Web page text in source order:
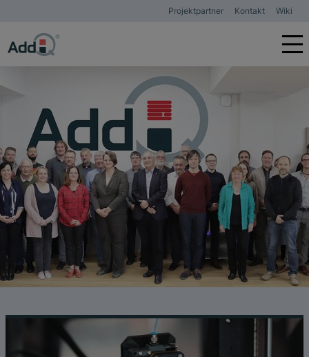
Projektpartner Kontakt Wiki